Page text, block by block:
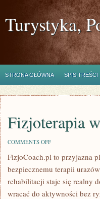
Turystyka,
STRONA GŁÓWNA SPIS TREŚCI
Fizjoterapia
COMMENTS OFFON
W
SPORTACH
SIŁOWYCH
I
CROSS
TRENINGU
FizjoCoach.pl to przyjazna
bezpiecznemu terapii
rehabilitacji staje się realny
wracać do aktywności bez